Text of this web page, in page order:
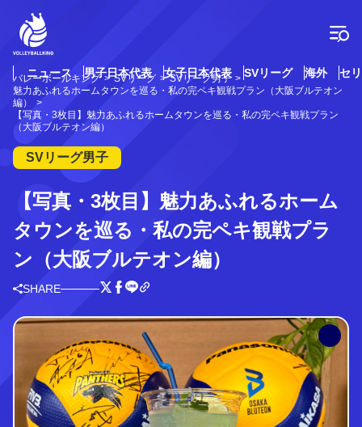
テ
ツ
プ
ニュース 男子日本代表 女子日本代表 SVリーグ 海外 セ
バレーボールキング SVリーグ
SVリーグ男子
魅力あふれるホームタウンを巡る・私の完ペキ観戦プラン（大阪ブルテオン
編）
【写真・3枚目】魅力あふれるホームタウンを巡る・私の完ペキ観戦プラン
（大阪ブルテオン編）
SVリーグ男子
【写真・3枚目】魅力あふれるホーム
タウンを巡る・私の完ペキ観戦プラ
ン（大阪ブルテオン編）
SHARE